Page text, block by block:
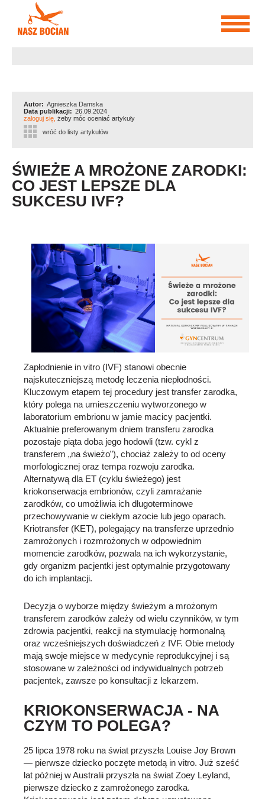
Autor: Agnieszka Damska
Data publikacji: 26.09.2024
zaloguj się, żeby móc oceniać artykuły
wróć do listy artykułów
ŚWIEŻE A MROŻONE ZARODKI:
CO JEST LEPSZE DLA
SUKCESU IVF?
Zapłodnienie in vitro (IVF) stanowi obecnie
najskuteczniejszą metodę leczenia niepłodności.
Kluczowym etapem tej procedury jest transfer zarodka,
który polega na umieszczeniu wytworzonego w
laboratorium embrionu w jamie macicy pacjentki.
Aktualnie preferowanym dniem transferu zarodka
pozostaje piąta doba jego hodowli (tzw. cykl z
transferem „na świeżo”), chociaż zależy to od oceny
morfologicznej oraz tempa rozwoju zarodka.
Alternatywą dla ET (cyklu świeżego) jest
kriokonserwacja embrionów, czyli zamrażanie
zarodków, co umożliwia ich długoterminowe
przechowywanie w ciekłym azocie lub jego oparach.
Kriotransfer (KET), polegający na transferze uprzednio
zamrożonych i rozmrożonych w odpowiednim
momencie zarodków, pozwala na ich wykorzystanie,
gdy organizm pacjentki jest optymalnie przygotowany
do ich implantacji.
Decyzja o wyborze między świeżym a mrożonym
transferem zarodków zależy od wielu czynników, w tym
zdrowia pacjentki, reakcji na stymulację hormonalną
oraz wcześniejszych doświadczeń z IVF. Obie metody
mają swoje miejsce w medycynie reprodukcyjnej i są
stosowane w zależności od indywidualnych potrzeb
pacjentek, zawsze po konsultacji z lekarzem.
KRIOKONSERWACJA - NA
CZYM TO POLEGA?
25 lipca 1978 roku na świat przyszła Louise Joy Brown
— pierwsze dziecko poczęte metodą in vitro. Już sześć
lat później w Australii przyszła na świat Zoey Leyland,
pierwsze dziecko z zamrożonego zarodka.